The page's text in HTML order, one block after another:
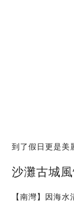
到了假日更是美
沙灘古城
【南灣】因海水